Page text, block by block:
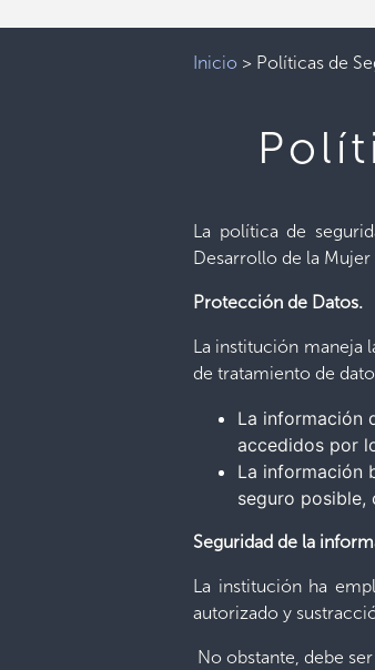
Inicio > Políticas de
La política de
Desarrollo de la
Protección de Datos.
La institución maneja
de tratamiento de
La información
accedidos por
La información
seguro
Seguridad de la
La institución ha
autorizado y
No obstante, debe